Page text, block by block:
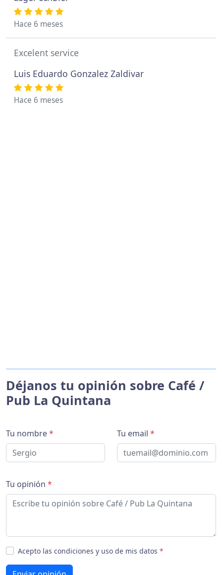
Hace 6 meses
Excelent service
Luis Eduardo Gonzalez Zaldivar
Hace 6 meses
Déjanos tu opinión sobre Café /
Pub La Quintana
Tu nombre* Tu email *
Tu opinión *
Acepto las condiciones y uso de mis datos *